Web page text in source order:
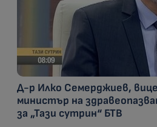
Д-р Илко Семерджиев,
министър на
за „Тази сутрин“ БТВ